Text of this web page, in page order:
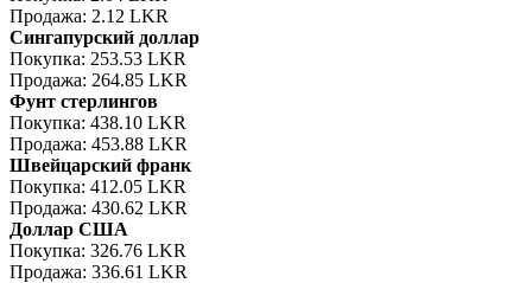
Продажа: 2.12 LKR
Сингапурский доллар
Покупка: 253.53 LKR
Продажа: 264.85 LKR
Фунт стерлингов
Покупка: 438.10 LKR
Продажа: 453.88 LKR
Швейцарский франк
Покупка: 412.05 LKR
Продажа: 430.62 LKR
Доллар США
Покупка: 326.76 LKR
Продажа: 336.61 LKR